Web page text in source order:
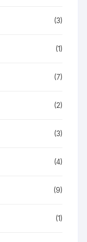
(3)
(1)
(7)
(2)
(3)
(4)
(9)
(1)